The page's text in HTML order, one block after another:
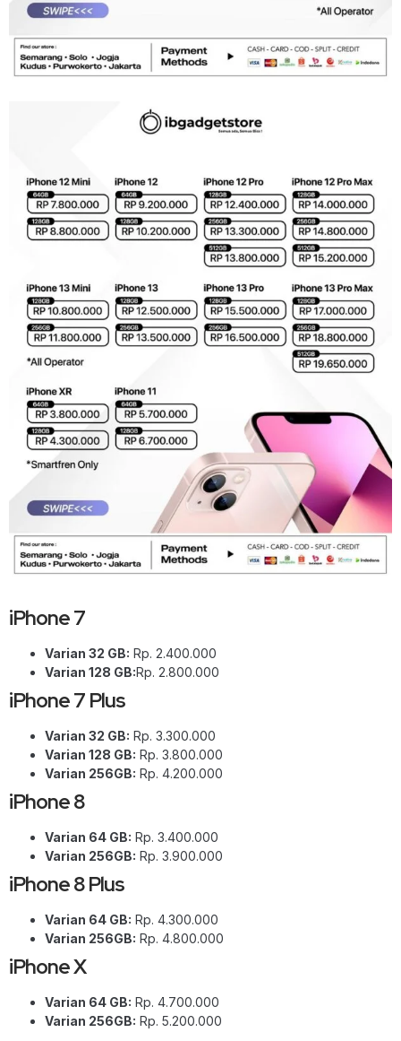
iPhone 7
Varian 32 GB: Rp. 2.400.000
Varian 128 GB:Rp. 2.800.000
iPhone 7 Plus
Varian 32 GB: Rp. 3.300.000
Varian 128 GB: Rp. 3.800.000
Varian 256GB: Rp. 4.200.000
iPhone 8
Varian 64 GB: Rp. 3.400.000
Varian 256GB: Rp. 3.900.000
iPhone 8 Plus
Varian 64 GB: Rp. 4.300.000
Varian 256GB: Rp. 4.800.000
iPhone X
Varian 64 GB: Rp. 4.700.000
Varian 256GB: Rp. 5.200.000